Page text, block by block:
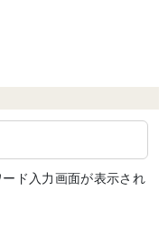
ド入力画面が表示され